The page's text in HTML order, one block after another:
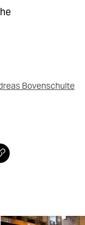
Bovenschulte